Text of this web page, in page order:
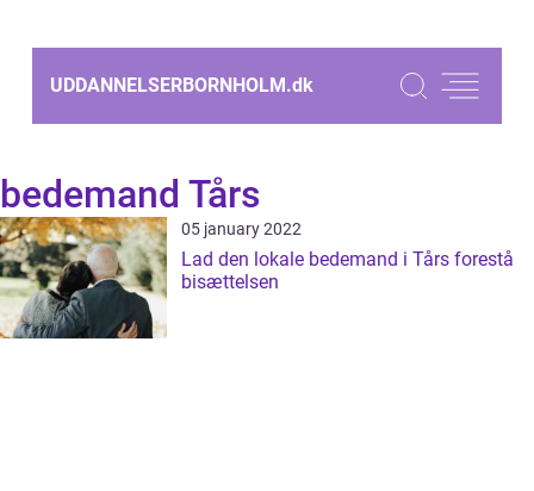
UDDANNELSERBORNHOLM.dk
bedemand Tårs
05 january 2022
Lad den lokale bedemand i Tårs forestå
bisættelsen